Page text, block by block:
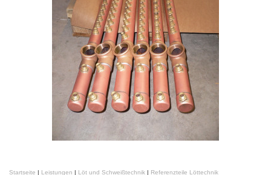
Startseite | Leistungen | Löt und Schweißtechnik | Referenzteile Löttechnik